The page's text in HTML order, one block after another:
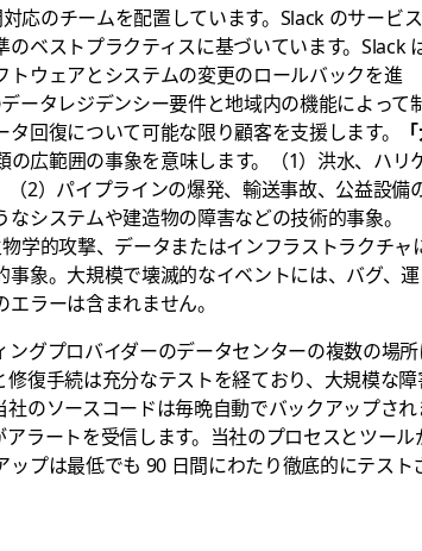
応のチームを配置しています。Slack のサービス
ベストプラクティスに基づいています。Slack
ウェアとシステムの変更のロールバックを進
ータレジデンシー要件と地域内の機能によって
回復について可能な限り顧客を支援します。
の広範囲の事象を意味します。（1）洪水、ハリ
2）パイプラインの爆発、輸送事故、公益設備
システムや建造物の障害などの技術的事象。
学的攻撃、データまたはインフラストラクチャ
象。大規模で壊滅的なイベントには、バグ、運
ラーは含まれません。
グプロバイダーのデータセンターの複数の場
復手続は充分なテストを経ており、大規模な障
のソースコードは毎晩自動でバックアップされ
ラートを受信します。当社のプロセスとツール
プは最低でも 90 日間にわたり徹底的にテスト